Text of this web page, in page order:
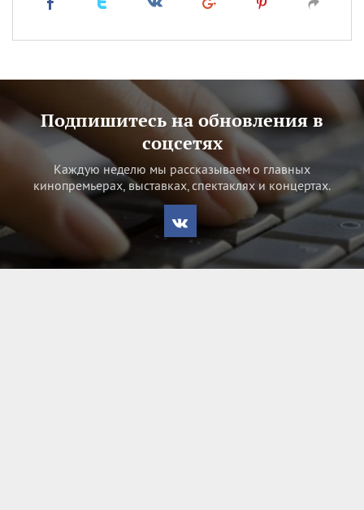
Подпишитесь на обновления в
соцсетях
Каждую неделю мы рассказываем о главных
кинопремьерах, выставках, спектаклях и концертах.